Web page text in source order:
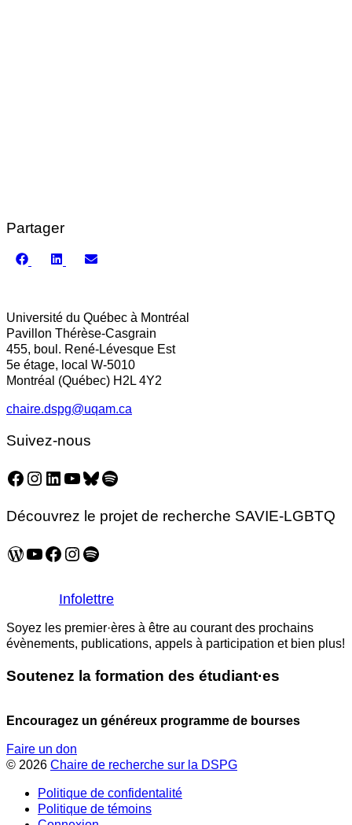
Partager
Share
ShareShare
Université du Québec à Montréal
Pavillon Thérèse-Casgrain
455, boul. René-Lévesque Est
5e étage, local W-5010
Montréal (Québec) H2L 4Y2
chaire.dspg@uqam.ca
Suivez-nous
Facebook
Instagram
LinkedIn
YouTube
Bluesky
Spotify
Découvrez le projet de recherche SAVIE-LGBTQ
WordPress
YouTube
Facebook
Instagram
Spotify
Infolettre
Soyez les premier·ères à être au courant des prochains
évènements, publications, appels à participation et bien plus!
Soutenez la formation des étudiant·es
Encouragez un généreux programme de bourses
Faire un don
© 2026 Chaire de recherche sur la DSPG
Politique de confidentalité
Politique de témoins